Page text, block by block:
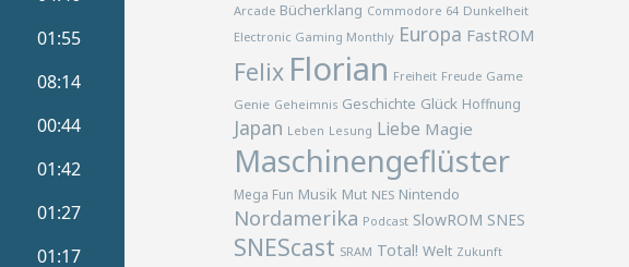
Arcade Bücherklang Commodore 64 Dunkelheit
Electronic Gaming Monthly Europa FastROM
Felix Florian Freiheit Freude Game
Genie Geheimnis Geschichte Glück Hoffnung
Japan Leben Lesung Liebe Magie
Maschinengeflüster
Mega Fun Musik Mut NES Nintendo
Nordamerika Podcast SlowROM SNES
SNEScast SRAM Total! Welt Zukunft